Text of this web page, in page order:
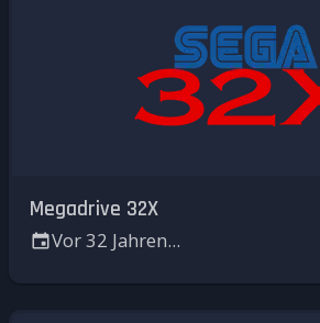
Megadrive 32X
Vor 32 Jahren...